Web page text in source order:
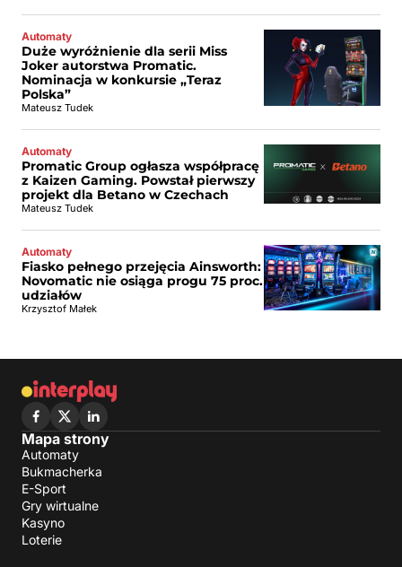
Automaty
Duże wyróżnienie dla serii Miss
Joker autorstwa Promatic.
Nominacja w konkursie „Teraz
Polska”
Mateusz Tudek
Automaty
Promatic Group ogłasza współpracę
z Kaizen Gaming. Powstał pierwszy
projekt dla Betano w Czechach
Mateusz Tudek
Automaty
Fiasko pełnego przejęcia Ainsworth:
Novomatic nie osiąga progu 75 proc.
udziałów
Krzysztof Małek
Mapa strony
Automaty
Bukmacherka
E-Sport
Gry wirtualne
Kasyno
Loterie